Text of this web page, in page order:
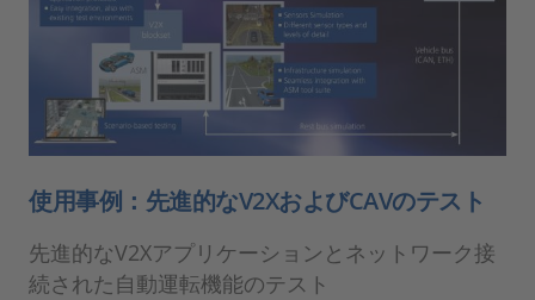
使用事例：先進的なV2XおよびCAVのテスト
先進的なV2Xアプリケーションとネットワーク接
続された自動運転機能のテスト